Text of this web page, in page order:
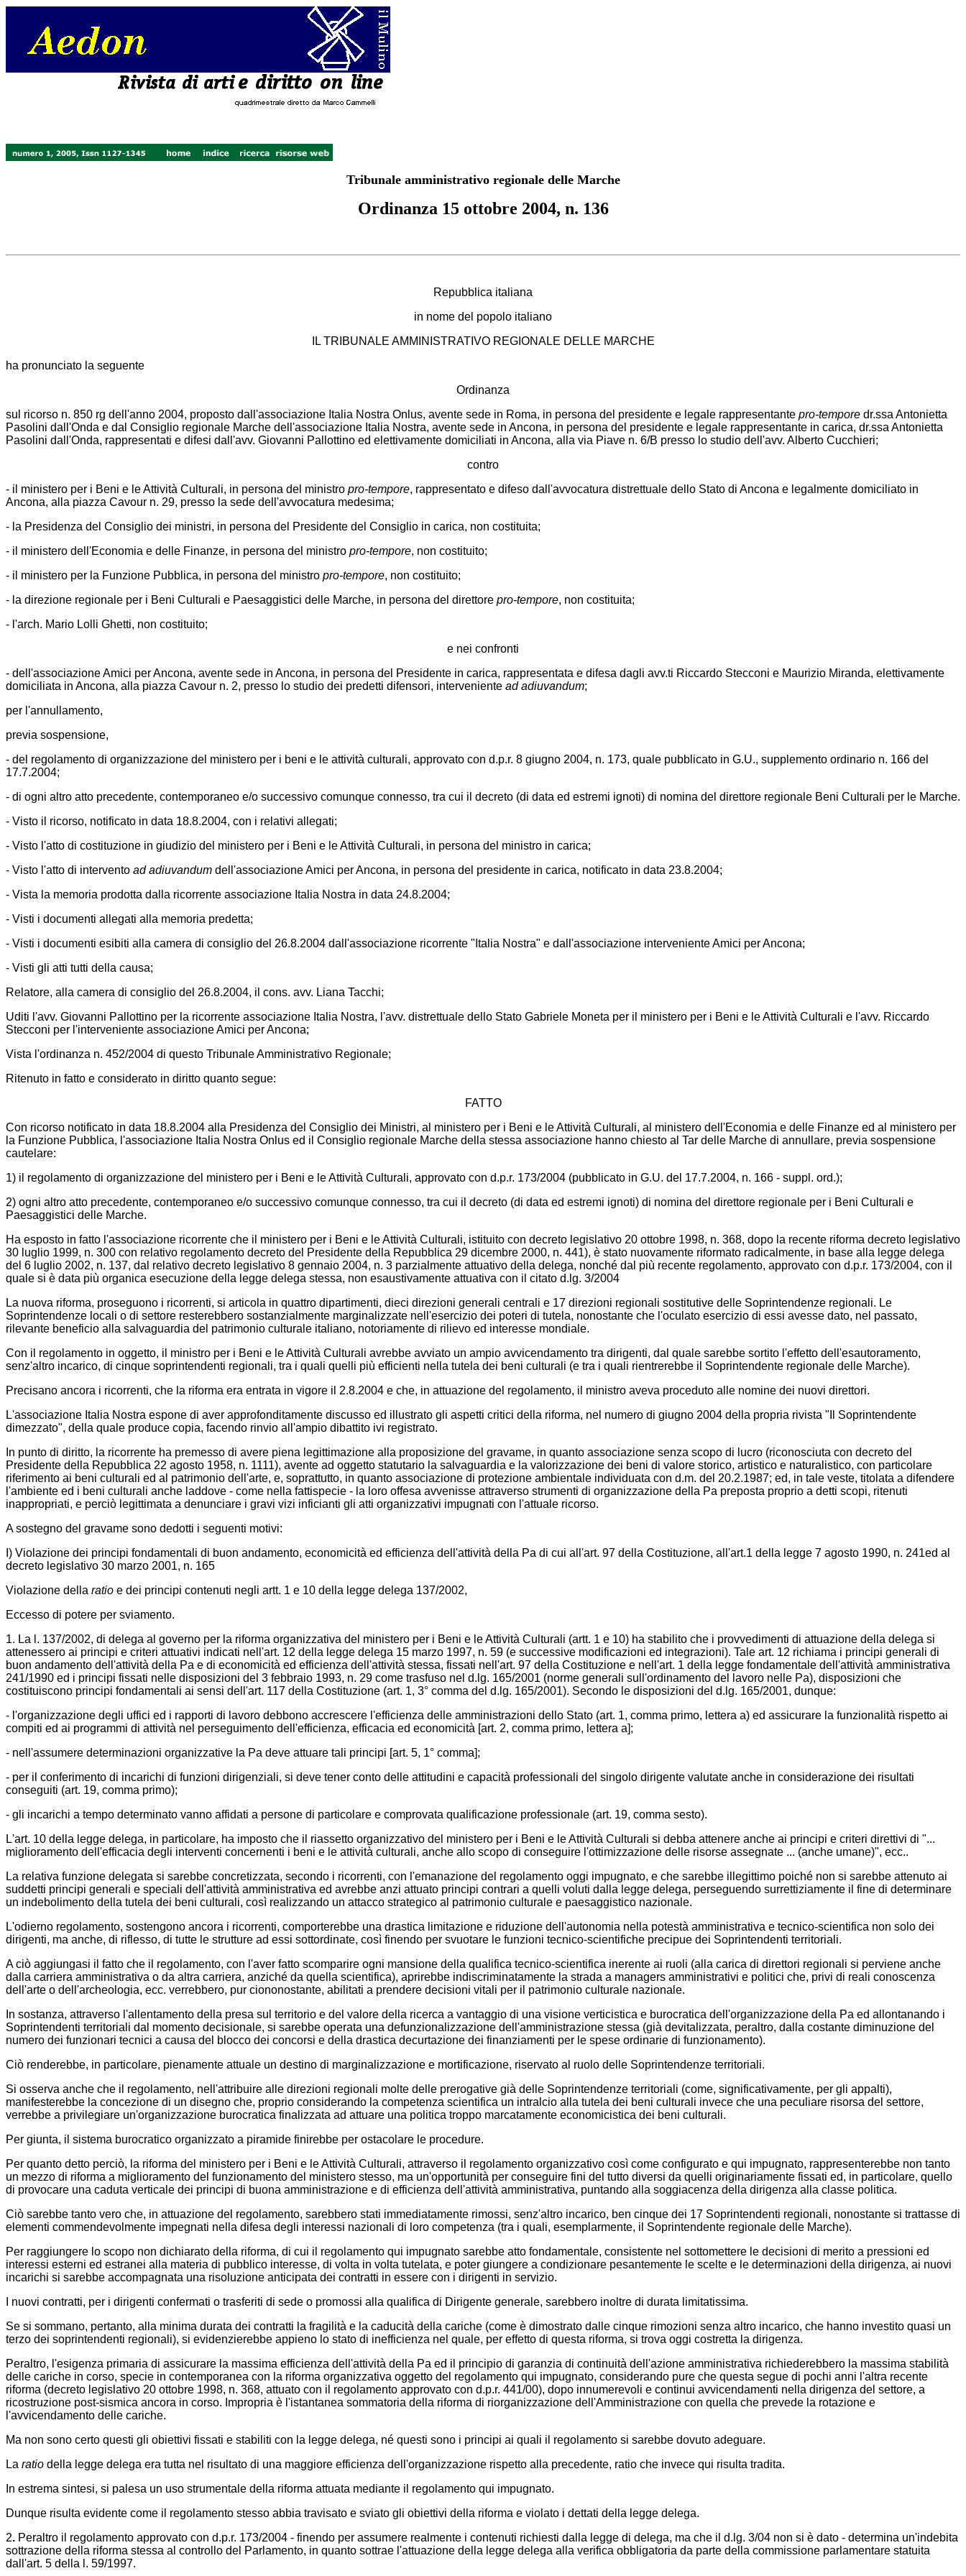
Tribunale amministrativo regionale delle Marche
Ordinanza 15 ottobre 2004, n. 136
Repubblica italiana
in nome del popolo italiano
IL TRIBUNALE AMMINISTRATIVO REGIONALE DELLE MARCHE
ha pronunciato la seguente
Ordinanza
sul ricorso n. 850 rg dell'anno 2004, proposto dall'associazione Italia Nostra Onlus, avente sede in Roma, in persona del presidente e legale rappresentante pro-tempore dr.ssa Antonietta
Pasolini dall'Onda e dal Consiglio regionale Marche dell'associazione Italia Nostra, avente sede in Ancona, in persona del presidente e legale rappresentante in carica, dr.ssa Antonietta
Pasolini dall'Onda, rappresentati e difesi dall'avv. Giovanni Pallottino ed elettivamente domiciliati in Ancona, alla via Piave n. 6/B presso lo studio dell'avv. Alberto Cucchieri;
contro
- il ministero per i Beni e le Attività Culturali, in persona del ministro pro-tempore, rappresentato e difeso dall'avvocatura distrettuale dello Stato di Ancona e legalmente domiciliato in
Ancona, alla piazza Cavour n. 29, presso la sede dell'avvocatura medesima;
- la Presidenza del Consiglio dei ministri, in persona del Presidente del Consiglio in carica, non costituita;
- il ministero dell'Economia e delle Finanze, in persona del ministro pro-tempore, non costituito;
- il ministero per la Funzione Pubblica, in persona del ministro pro-tempore, non costituito;
- la direzione regionale per i Beni Culturali e Paesaggistici delle Marche, in persona del direttore pro-tempore, non costituita;
- l'arch. Mario Lolli Ghetti, non costituito;
e nei confronti
- dell'associazione Amici per Ancona, avente sede in Ancona, in persona del Presidente in carica, rappresentata e difesa dagli avv.ti Riccardo Stecconi e Maurizio Miranda, elettivamente
domiciliata in Ancona, alla piazza Cavour n. 2, presso lo studio dei predetti difensori, interveniente ad adiuvandum;
per l'annullamento,
previa sospensione,
- del regolamento di organizzazione del ministero per i beni e le attività culturali, approvato con d.p.r. 8 giugno 2004, n. 173, quale pubblicato in G.U., supplemento ordinario n. 166 del
17.7.2004;
- di ogni altro atto precedente, contemporaneo e/o successivo comunque connesso, tra cui il decreto (di data ed estremi ignoti) di nomina del direttore regionale Beni Culturali per le Marche.
- Visto il ricorso, notificato in data 18.8.2004, con i relativi allegati;
- Visto l'atto di costituzione in giudizio del ministero per i Beni e le Attività Culturali, in persona del ministro in carica;
- Visto l'atto di intervento ad adiuvandum dell'associazione Amici per Ancona, in persona del presidente in carica, notificato in data 23.8.2004;
- Vista la memoria prodotta dalla ricorrente associazione Italia Nostra in data 24.8.2004;
- Visti i documenti allegati alla memoria predetta;
- Visti i documenti esibiti alla camera di consiglio del 26.8.2004 dall'associazione ricorrente "Italia Nostra" e dall'associazione interveniente Amici per Ancona;
- Visti gli atti tutti della causa;
Relatore, alla camera di consiglio del 26.8.2004, il cons. avv. Liana Tacchi;
Uditi l'avv. Giovanni Pallottino per la ricorrente associazione Italia Nostra, l'avv. distrettuale dello Stato Gabriele Moneta per il ministero per i Beni e le Attività Culturali e l'avv. Riccardo
Stecconi per l'interveniente associazione Amici per Ancona;
Vista l'ordinanza n. 452/2004 di questo Tribunale Amministrativo Regionale;
Ritenuto in fatto e considerato in diritto quanto segue:
FATTO
Con ricorso notificato in data 18.8.2004 alla Presidenza del Consiglio dei Ministri, al ministero per i Beni e le Attività Culturali, al ministero dell'Economia e delle Finanze ed al ministero per
la Funzione Pubblica, l'associazione Italia Nostra Onlus ed il Consiglio regionale Marche della stessa associazione hanno chiesto al Tar delle Marche di annullare, previa sospensione
cautelare:
1) il regolamento di organizzazione del ministero per i Beni e le Attività Culturali, approvato con d.p.r. 173/2004 (pubblicato in G.U. del 17.7.2004, n. 166 - suppl. ord.);
2) ogni altro atto precedente, contemporaneo e/o successivo comunque connesso, tra cui il decreto (di data ed estremi ignoti) di nomina del direttore regionale per i Beni Culturali e
Paesaggistici delle Marche.
Ha esposto in fatto l'associazione ricorrente che il ministero per i Beni e le Attività Culturali, istituito con decreto legislativo 20 ottobre 1998, n. 368, dopo la recente riforma decreto legislativo
30 luglio 1999, n. 300 con relativo regolamento decreto del Presidente della Repubblica 29 dicembre 2000, n. 441), è stato nuovamente riformato radicalmente, in base alla legge delega
del 6 luglio 2002, n. 137, dal relativo decreto legislativo 8 gennaio 2004, n. 3 parzialmente attuativo della delega, nonché dal più recente regolamento, approvato con d.p.r. 173/2004, con il
quale si è data più organica esecuzione della legge delega stessa, non esaustivamente attuativa con il citato d.lg. 3/2004
La nuova riforma, proseguono i ricorrenti, si articola in quattro dipartimenti, dieci direzioni generali centrali e 17 direzioni regionali sostitutive delle Soprintendenze regionali. Le
Soprintendenze locali o di settore resterebbero sostanzialmente marginalizzate nell'esercizio dei poteri di tutela, nonostante che l'oculato esercizio di essi avesse dato, nel passato,
rilevante beneficio alla salvaguardia del patrimonio culturale italiano, notoriamente di rilievo ed interesse mondiale.
Con il regolamento in oggetto, il ministro per i Beni e le Attività Culturali avrebbe avviato un ampio avvicendamento tra dirigenti, dal quale sarebbe sortito l'effetto dell'esautoramento,
senz'altro incarico, di cinque soprintendenti regionali, tra i quali quelli più efficienti nella tutela dei beni culturali (e tra i quali rientrerebbe il Soprintendente regionale delle Marche).
Precisano ancora i ricorrenti, che la riforma era entrata in vigore il 2.8.2004 e che, in attuazione del regolamento, il ministro aveva proceduto alle nomine dei nuovi direttori.
L'associazione Italia Nostra espone di aver approfonditamente discusso ed illustrato gli aspetti critici della riforma, nel numero di giugno 2004 della propria rivista "Il Soprintendente
dimezzato", della quale produce copia, facendo rinvio all'ampio dibattito ivi registrato.
In punto di diritto, la ricorrente ha premesso di avere piena legittimazione alla proposizione del gravame, in quanto associazione senza scopo di lucro (riconosciuta con decreto del
Presidente della Repubblica 22 agosto 1958, n. 1111), avente ad oggetto statutario la salvaguardia e la valorizzazione dei beni di valore storico, artistico e naturalistico, con particolare
riferimento ai beni culturali ed al patrimonio dell'arte, e, soprattutto, in quanto associazione di protezione ambientale individuata con d.m. del 20.2.1987; ed, in tale veste, titolata a difendere
l'ambiente ed i beni culturali anche laddove - come nella fattispecie - la loro offesa avvenisse attraverso strumenti di organizzazione della Pa preposta proprio a detti scopi, ritenuti
inappropriati, e perciò legittimata a denunciare i gravi vizi inficianti gli atti organizzativi impugnati con l'attuale ricorso.
A sostegno del gravame sono dedotti i seguenti motivi:
I) Violazione dei principi fondamentali di buon andamento, economicità ed efficienza dell'attività della Pa di cui all'art. 97 della Costituzione, all'art.1 della legge 7 agosto 1990, n. 241ed al
decreto legislativo 30 marzo 2001, n. 165
Violazione della ratio e dei principi contenuti negli artt. 1 e 10 della legge delega 137/2002,
Eccesso di potere per sviamento.
1. La l. 137/2002, di delega al governo per la riforma organizzativa del ministero per i Beni e le Attività Culturali (artt. 1 e 10) ha stabilito che i provvedimenti di attuazione della delega si
attenessero ai principi e criteri attuativi indicati nell'art. 12 della legge delega 15 marzo 1997, n. 59 (e successive modificazioni ed integrazioni). Tale art. 12 richiama i principi generali di
buon andamento dell'attività della Pa e di economicità ed efficienza dell'attività stessa, fissati nell'art. 97 della Costituzione e nell'art. 1 della legge fondamentale dell'attività amministrativa
241/1990 ed i principi fissati nelle disposizioni del 3 febbraio 1993, n. 29 come trasfuso nel d.lg. 165/2001 (norme generali sull'ordinamento del lavoro nelle Pa), disposizioni che
costituiscono principi fondamentali ai sensi dell'art. 117 della Costituzione (art. 1, 3° comma del d.lg. 165/2001). Secondo le disposizioni del d.lg. 165/2001, dunque:
- l'organizzazione degli uffici ed i rapporti di lavoro debbono accrescere l'efficienza delle amministrazioni dello Stato (art. 1, comma primo, lettera a) ed assicurare la funzionalità rispetto ai
compiti ed ai programmi di attività nel perseguimento dell'efficienza, efficacia ed economicità [art. 2, comma primo, lettera a];
- nell'assumere determinazioni organizzative la Pa deve attuare tali principi [art. 5, 1° comma];
- per il conferimento di incarichi di funzioni dirigenziali, si deve tener conto delle attitudini e capacità professionali del singolo dirigente valutate anche in considerazione dei risultati
conseguiti (art. 19, comma primo);
- gli incarichi a tempo determinato vanno affidati a persone di particolare e comprovata qualificazione professionale (art. 19, comma sesto).
L'art. 10 della legge delega, in particolare, ha imposto che il riassetto organizzativo del ministero per i Beni e le Attività Culturali si debba attenere anche ai principi e criteri direttivi di "...
miglioramento dell'efficacia degli interventi concernenti i beni e le attività culturali, anche allo scopo di conseguire l'ottimizzazione delle risorse assegnate ... (anche umane)", ecc..
La relativa funzione delegata si sarebbe concretizzata, secondo i ricorrenti, con l'emanazione del regolamento oggi impugnato, e che sarebbe illegittimo poiché non si sarebbe attenuto ai
suddetti principi generali e speciali dell'attività amministrativa ed avrebbe anzi attuato principi contrari a quelli voluti dalla legge delega, perseguendo surrettiziamente il fine di determinare
un indebolimento della tutela dei beni culturali, così realizzando un attacco strategico al patrimonio culturale e paesaggistico nazionale.
L'odierno regolamento, sostengono ancora i ricorrenti, comporterebbe una drastica limitazione e riduzione dell'autonomia nella potestà amministrativa e tecnico-scientifica non solo dei
dirigenti, ma anche, di riflesso, di tutte le strutture ad essi sottordinate, così finendo per svuotare le funzioni tecnico-scientifiche precipue dei Soprintendenti territoriali.
A ciò aggiungasi il fatto che il regolamento, con l'aver fatto scomparire ogni mansione della qualifica tecnico-scientifica inerente ai ruoli (alla carica di direttori regionali si perviene anche
dalla carriera amministrativa o da altra carriera, anziché da quella scientifica), aprirebbe indiscriminatamente la strada a managers amministrativi e politici che, privi di reali conoscenza
dell'arte o dell'archeologia, ecc. verrebbero, pur ciononostante, abilitati a prendere decisioni vitali per il patrimonio culturale nazionale.
In sostanza, attraverso l'allentamento della presa sul territorio e del valore della ricerca a vantaggio di una visione verticistica e burocratica dell'organizzazione della Pa ed allontanando i
Soprintendenti territoriali dal momento decisionale, si sarebbe operata una defunzionalizzazione dell'amministrazione stessa (già devitalizzata, peraltro, dalla costante diminuzione del
numero dei funzionari tecnici a causa del blocco dei concorsi e della drastica decurtazione dei finanziamenti per le spese ordinarie di funzionamento).
Ciò renderebbe, in particolare, pienamente attuale un destino di marginalizzazione e mortificazione, riservato al ruolo delle Soprintendenze territoriali.
Si osserva anche che il regolamento, nell'attribuire alle direzioni regionali molte delle prerogative già delle Soprintendenze territoriali (come, significativamente, per gli appalti),
manifesterebbe la concezione di un disegno che, proprio considerando la competenza scientifica un intralcio alla tutela dei beni culturali invece che una peculiare risorsa del settore,
verrebbe a privilegiare un'organizzazione burocratica finalizzata ad attuare una politica troppo marcatamente economicistica dei beni culturali.
Per giunta, il sistema burocratico organizzato a piramide finirebbe per ostacolare le procedure.
Per quanto detto perciò, la riforma del ministero per i Beni e le Attività Culturali, attraverso il regolamento organizzativo così come configurato e qui impugnato, rappresenterebbe non tanto
un mezzo di riforma a miglioramento del funzionamento del ministero stesso, ma un'opportunità per conseguire fini del tutto diversi da quelli originariamente fissati ed, in particolare, quello
di provocare una caduta verticale dei principi di buona amministrazione e di efficienza dell'attività amministrativa, puntando alla soggiacenza della dirigenza alla classe politica.
Ciò sarebbe tanto vero che, in attuazione del regolamento, sarebbero stati immediatamente rimossi, senz'altro incarico, ben cinque dei 17 Soprintendenti regionali, nonostante si trattasse di
elementi commendevolmente impegnati nella difesa degli interessi nazionali di loro competenza (tra i quali, esemplarmente, il Soprintendente regionale delle Marche).
Per raggiungere lo scopo non dichiarato della riforma, di cui il regolamento qui impugnato sarebbe atto fondamentale, consistente nel sottomettere le decisioni di merito a pressioni ed
interessi esterni ed estranei alla materia di pubblico interesse, di volta in volta tutelata, e poter giungere a condizionare pesantemente le scelte e le determinazioni della dirigenza, ai nuovi
incarichi si sarebbe accompagnata una risoluzione anticipata dei contratti in essere con i dirigenti in servizio.
I nuovi contratti, per i dirigenti confermati o trasferiti di sede o promossi alla qualifica di Dirigente generale, sarebbero inoltre di durata limitatissima.
Se si sommano, pertanto, alla minima durata dei contratti la fragilità e la caducità della cariche (come è dimostrato dalle cinque rimozioni senza altro incarico, che hanno investito quasi un
terzo dei soprintendenti regionali), si evidenzierebbe appieno lo stato di inefficienza nel quale, per effetto di questa riforma, si trova oggi costretta la dirigenza.
Peraltro, l'esigenza primaria di assicurare la massima efficienza dell'attività della Pa ed il principio di garanzia di continuità dell'azione amministrativa richiederebbero la massima stabilità
delle cariche in corso, specie in contemporanea con la riforma organizzativa oggetto del regolamento qui impugnato, considerando pure che questa segue di pochi anni l'altra recente
riforma (decreto legislativo 20 ottobre 1998, n. 368, attuato con il regolamento approvato con d.p.r. 441/00), dopo innumerevoli e continui avvicendamenti nella dirigenza del settore, a
ricostruzione post-sismica ancora in corso. Impropria è l'istantanea sommatoria della riforma di riorganizzazione dell'Amministrazione con quella che prevede la rotazione e
l'avvicendamento delle cariche.
Ma non sono certo questi gli obiettivi fissati e stabiliti con la legge delega, né questi sono i principi ai quali il regolamento si sarebbe dovuto adeguare.
La ratio della legge delega era tutta nel risultato di una maggiore efficienza dell'organizzazione rispetto alla precedente, ratio che invece qui risulta tradita.
In estrema sintesi, si palesa un uso strumentale della riforma attuata mediante il regolamento qui impugnato.
Dunque risulta evidente come il regolamento stesso abbia travisato e sviato gli obiettivi della riforma e violato i dettati della legge delega.
2. Peraltro il regolamento approvato con d.p.r. 173/2004 - finendo per assumere realmente i contenuti richiesti dalla legge di delega, ma che il d.lg. 3/04 non si è dato - determina un'indebita
sottrazione della riforma stessa al controllo del Parlamento, in quanto sottrae l'attuazione della legge delega alla verifica obbligatoria da parte della commissione parlamentare statuita
dall'art. 5 della l. 59/1997.